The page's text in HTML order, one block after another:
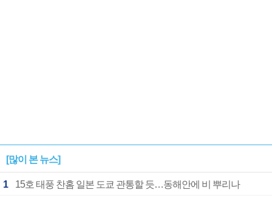
[많이 본 뉴스]
1 15호 태풍 찬홈 일본 도쿄 관통할 듯…동해안에 비 뿌리나